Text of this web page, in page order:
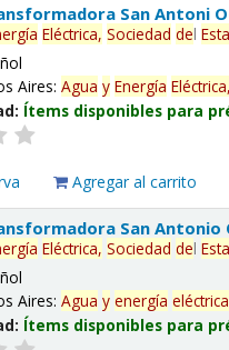
San Antoni
Eléctrica, Sociedad del
Aires:Agua y Energía Eléctrica,
Ítems disponibles para
Agregar al carrito
San Antonio
Eléctrica, Sociedad del
Aires:Agua y energía
Ítems disponibles para